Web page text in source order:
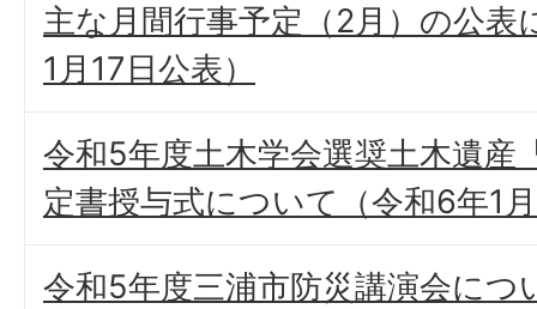
主な月間行事予定（2月）の公表
1月17日公表）
令和5年度土木学会選奨土木遺産
定書授与式について（令和6年1
令和5年度三浦市防災講演会につ